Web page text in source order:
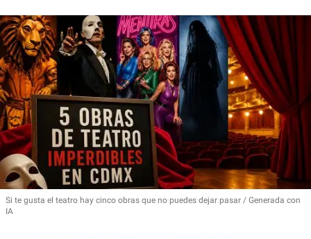
Si te gusta el teatro hay cinco obras que no puedes dejar pasar
Generada con
IA